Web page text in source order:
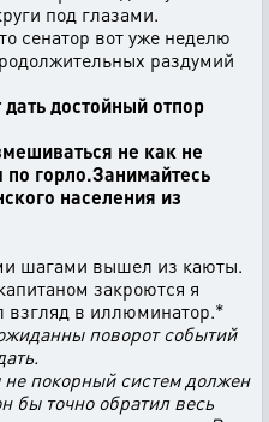
под глазами.
сенатор вот уже неделю
раздумий
достойный отпор
не как не
по горло.Занимайтесь
населения из
шагами вышел из каюты.
закроются я
взгляд в иллюминатор.*
поворот событий
не покорный систем должен
бы точно обратил весь